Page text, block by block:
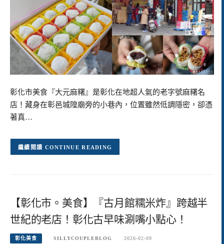
彰化市美食『大元麻糬』是彰化在地超人氣的老字號麻糬名
店！藏身在彰邑城隍廟旁的小巷內，位置雖然低調隱密，卻憑
著真…
CONTINUE READING
【彰化市。美食】『古月館糯米炸』跨越半
世紀的老店！彰化古早味涮嘴小點心！
彰化美食 SILLYCOUPLEBLOG 2026-02-09